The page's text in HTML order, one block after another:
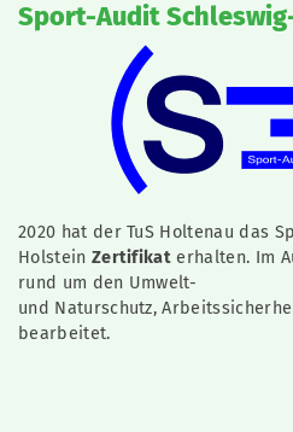
Sport-Audit
2020 hat der TuS Holtenau das
Holstein Zertifikat erhalten. Im
rund um den Umwelt-
und Naturschutz,
bearbeitet.